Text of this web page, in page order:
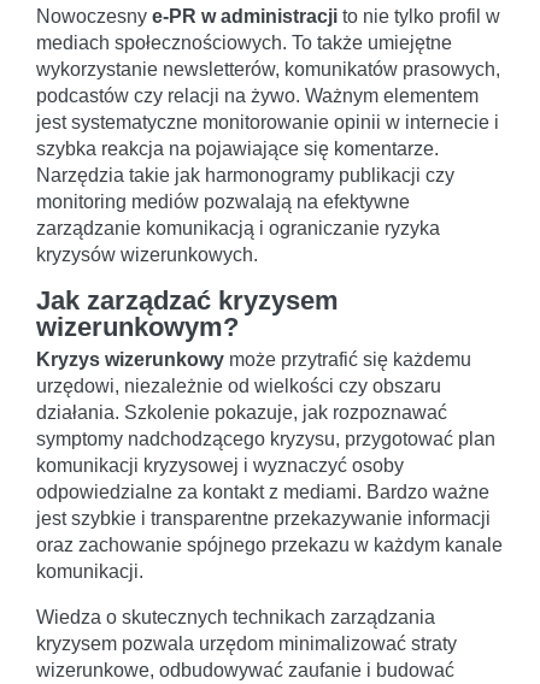
Nowoczesny e-PR w administracji to nie tylko profil w
mediach społecznościowych. To także umiejętne
wykorzystanie newsletterów, komunikatów prasowych,
podcastów czy relacji na żywo. Ważnym elementem
jest systematyczne monitorowanie opinii w internecie i
szybka reakcja na pojawiające się komentarze.
Narzędzia takie jak harmonogramy publikacji czy
monitoring mediów pozwalają na efektywne
zarządzanie komunikacją i ograniczanie ryzyka
kryzysów wizerunkowych.
Jak zarządzać kryzysem
wizerunkowym?
Kryzys wizerunkowy może przytrafić się każdemu
urzędowi, niezależnie od wielkości czy obszaru
działania. Szkolenie pokazuje, jak rozpoznawać
symptomy nadchodzącego kryzysu, przygotować plan
komunikacji kryzysowej i wyznaczyć osoby
odpowiedzialne za kontakt z mediami. Bardzo ważne
jest szybkie i transparentne przekazywanie informacji
oraz zachowanie spójnego przekazu w każdym kanale
komunikacji.
Wiedza o skutecznych technikach zarządzania
kryzysem pozwala urzędom minimalizować straty
wizerunkowe, odbudowywać zaufanie i budować